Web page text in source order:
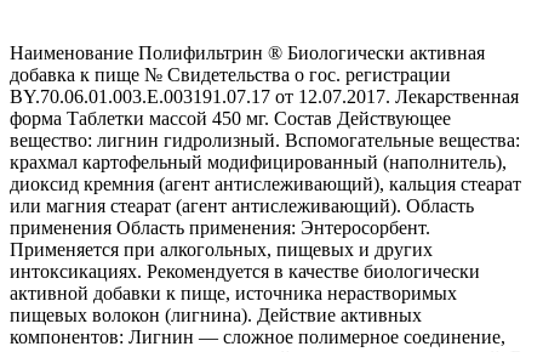
Наименование Полифильтрин ® Биологически активная
добавка к пище № Свидетельства о гос. регистрации
BY.70.06.01.003.Е.003191.07.17 от 12.07.2017. Лекарственная
форма Таблетки массой 450 мг. Состав Действующее
вещество: лигнин гидролизный. Вспомогательные вещества:
крахмал картофельный модифицированный (наполнитель),
диоксид кремния (агент антислеживающий), кальция стеарат
или магния стеарат (агент антислеживающий). Область
применения Область применения: Энтеросорбент.
Применяется при алкогольных, пищевых и других
интоксикациях. Рекомендуется в качестве биологически
активной добавки к пище, источника нерастворимых
пищевых волокон (лигнина). Действие активных
компонентов: Лигнин — сложное полимерное соединение,